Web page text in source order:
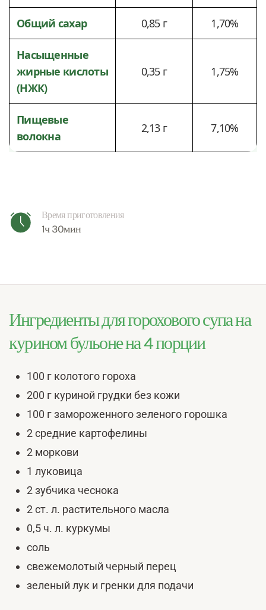
Общий сахар 0,85 г 1,70%
Насыщенные
жирные кислоты
(НЖК)
0,35 г 1,75%
Пищевые
волокна
2,13 г 7,10%
Время приготовления
1ч 30мин
Ингредиенты для горохового супа на
курином бульоне на 4 порции
100 г колотого гороха
200 г куриной грудки без кожи
100 г замороженного зеленого горошка
2 средние картофелины
2 моркови
1 луковица
2 зубчика чеснока
2 ст. л. растительного масла
0,5 ч. л. куркумы
соль
свежемолотый черный перец
зеленый лук и гренки для подачи